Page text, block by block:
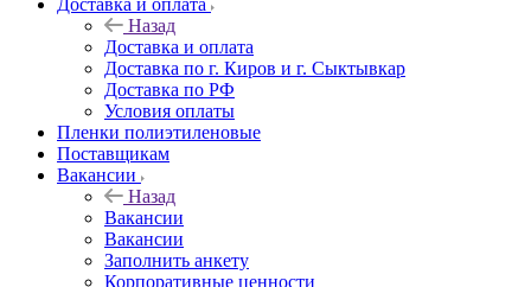
Доставка и оплата
Назад
Доставка и оплата
Доставка по г. Киров и г. Сыктывкар
Доставка по РФ
Условия оплаты
Пленки полиэтиленовые
Поставщикам
Вакансии
Назад
Вакансии
Вакансии
Заполнить анкету
Корпоративные ценности